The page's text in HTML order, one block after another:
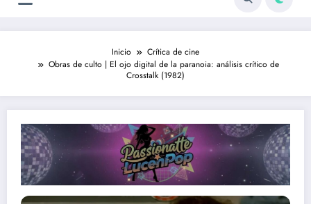
Inicio
Crítica de cine
Obras de culto | El ojo digital de la paranoia: análisis crítico de
Crosstalk (1982)